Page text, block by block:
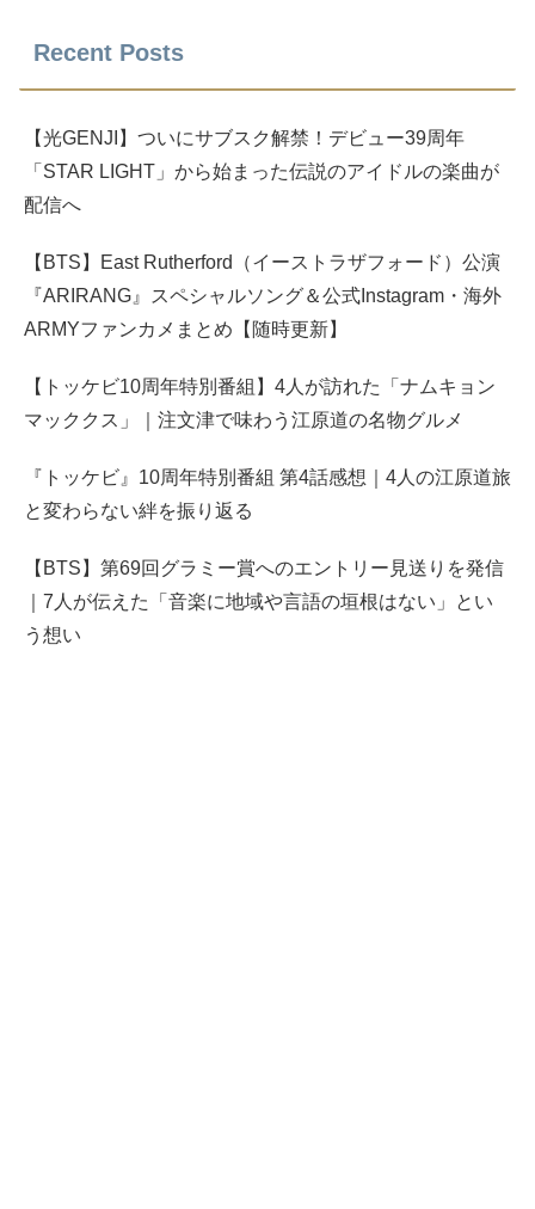
Recent Posts
【光GENJI】ついにサブスク解禁！デビュー39周年
「STAR LIGHT」から始まった伝説のアイドルの楽曲が
配信へ
【BTS】East Rutherford（イーストラザフォード）公演
『ARIRANG』スペシャルソング＆公式Instagram・海外
ARMYファンカメまとめ【随時更新】
【トッケビ10周年特別番組】4人が訪れた「ナムキョン
マッククス」｜注文津で味わう江原道の名物グルメ
『トッケビ』10周年特別番組 第4話感想｜4人の江原道旅
と変わらない絆を振り返る
【BTS】第69回グラミー賞へのエントリー見送りを発信
｜7人が伝えた「音楽に地域や言語の垣根はない」とい
う想い